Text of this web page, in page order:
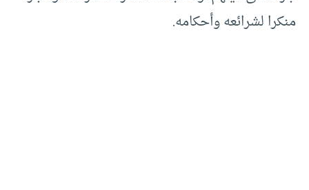
منكرا لشرائعه وأحكامه.